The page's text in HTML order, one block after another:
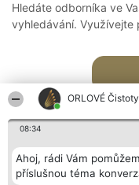
ORLOVÉ Čistoty
08:34
Ahoj, rádi Vám
příslušnou téma
Hledáte odborníka ve
vyhledávání. Využívejte